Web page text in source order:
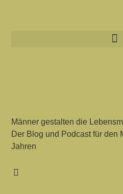
Männer gestalten die
Der Blog und Podcast für den
Jahren